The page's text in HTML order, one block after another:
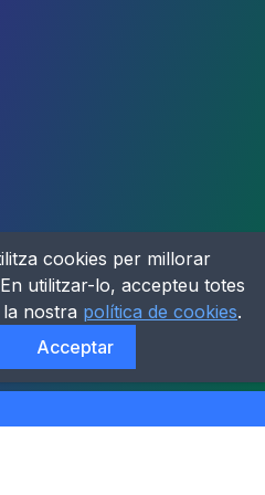
cookies per millorar
utilitzar-lo, accepteu totes
nostra política de cookies.
Acceptar